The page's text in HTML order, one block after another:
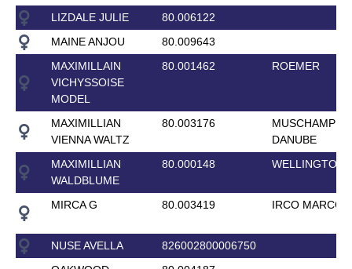
LIZDALE JULIE
80.006122
MAINE ANJOU
80.009643
MAXIMILLAIN
VICHYSSOISE
MODEL
80.001462 ROEMER
MAXIMILLIAN
VIENNA WALTZ
80.003176
MUSCHAMP
DANUBE
MAXIMILLIAN
WALDBLUME
80.000148 WELLINGTON
MIRCA G 80.003419 IRCO MARCO
NUSE AVELLA
826002800006750